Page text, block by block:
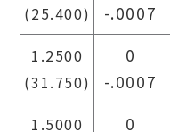
(25.400)
-.0007
1.2500
(31.750)
0
-.0007
1.5000
0